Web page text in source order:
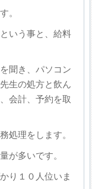
。
いう事と、給料
聞き、パソコン
生の処方と飲ん
会計、予約を取
処理をします。
が多いです。
り１０人位いま